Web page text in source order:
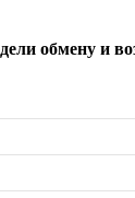
обмену и